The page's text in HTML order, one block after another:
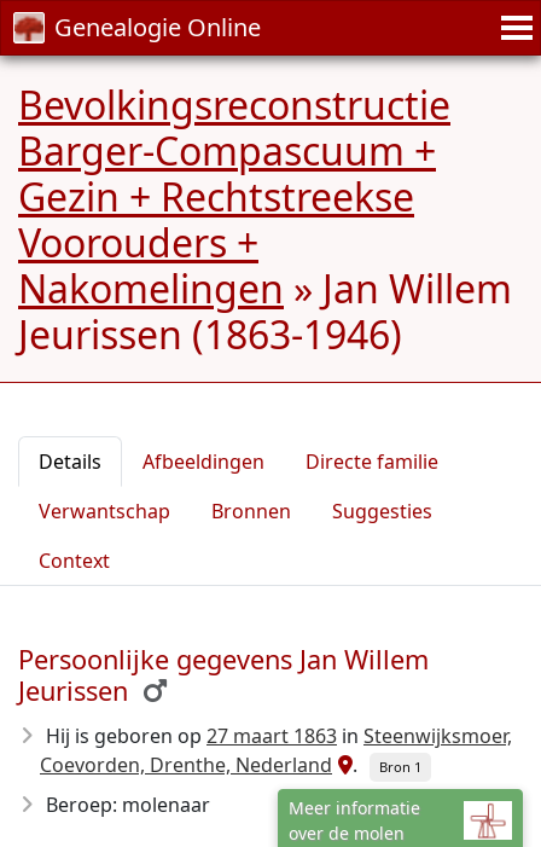
Genealogie Online
Bevolkingsreconstructie
Barger-Compascuum +
Gezin + Rechtstreekse
Voorouders +
Nakomelingen » Jan Willem
Jeurissen (1863-1946)
Details Afbeeldingen
Directe familie
Verwantschap
Bronnen
Suggesties
Context
Persoonlijke gegevens Jan Willem
Jeurissen
Hij is geboren op 27 maart 1863 in Steenwijksmoer,
Coevorden, Drenthe, Nederland
. Bron 1
Beroep: molenaar
Meer informatie
over de molen